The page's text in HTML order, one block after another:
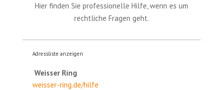
Hier finden Sie professionelle Hilfe, wenn es um
rechtliche Fragen geht.
Adressliste anzeigen
Weisser Ring
weisser-ring.de/hilfe